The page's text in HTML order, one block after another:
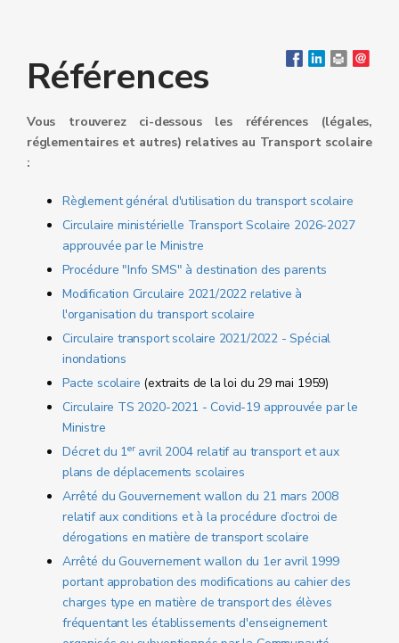
Références
Vous trouverez ci-dessous les références (légales,
réglementaires et autres) relatives au Transport scolaire
:
Règlement général d'utilisation du transport scolaire
Circulaire ministérielle Transport Scolaire 2026-2027
approuvée par le Ministre
Procédure "Info SMS" à destination des parents
Modification Circulaire 2021/2022 relative à
l'organisation du transport scolaire
Circulaire transport scolaire 2021/2022 - Spécial
inondations
Pacte scolaire (extraits de la loi du 29 mai 1959)
Circulaire TS 2020-2021 - Covid-19 approuvée par le
Ministre
Décret du 1eravril 2004 relatif au transport et aux
plans de déplacements scolaires
Arrêté du Gouvernement wallon du 21 mars 2008
relatif aux conditions et à la procédure d’octroi de
dérogations en matière de transport scolaire
Arrêté du Gouvernement wallon du 1er avril 1999
portant approbation des modifications au cahier des
charges type en matière de transport des élèves
fréquentant les établissements d'enseignement